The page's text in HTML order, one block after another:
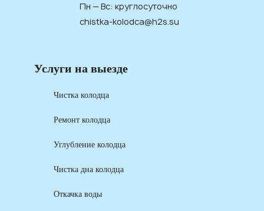
Услуги на выезде
Чистка колодца
Ремонт колодца
Углубление колодца
Чистка дна колодца
Откачка воды
Пн — Вс: круглосуточно
chistka-kolodca@h2s.su